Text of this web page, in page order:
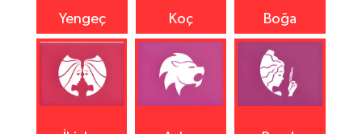
Yengeç Koç Boğa